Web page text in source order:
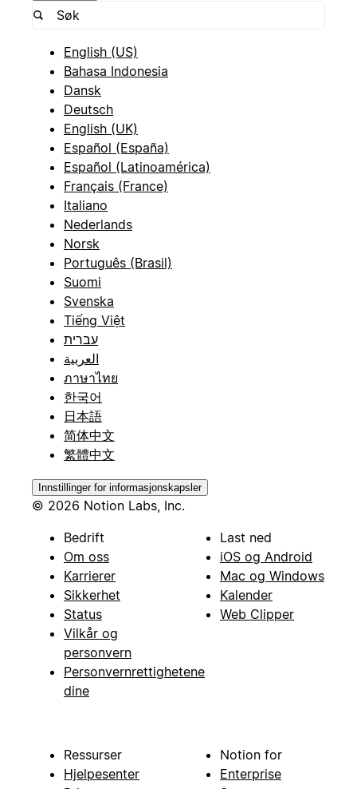
English (US)
Bahasa Indonesia
Dansk
Deutsch
English (UK)
Español (España)
Español (Latinoamérica)
Français (France)
Italiano
Nederlands
Norsk
Português (Brasil)
Suomi
Svenska
Tiếng Việt
עברית
العربية
ภาษาไทย
한국어
日本語
简体中文
繁體中文
Innstillinger for informasjonskapsler
© 2026 Notion Labs, Inc.
Bedrift
Om oss
Karrierer
Sikkerhet
Status
Vilkår og
personvern
Personvernrettighetene
dine
Last ned
iOS og Android
Mac og Windows
Kalender
Web Clipper
Ressurser
Hjelpesenter
Notion for
Enterprise